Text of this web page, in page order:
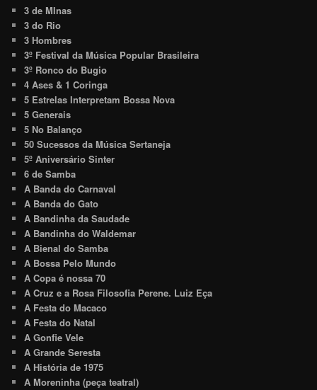
3 de MInas
3 do Rio
3 Hombres
3º Festival da Música Popular Brasileira
3º Ronco do Bugio
4 Ases & 1 Coringa
5 Estrelas Interpretam Bossa Nova
5 Generais
5 No Balanço
50 Sucessos da Música Sertaneja
5º Aniversário Sinter
6 de Samba
A Banda do Carnaval
A Banda do Gato
A Bandinha da Saudade
A Bandinha do Waldemar
A Bienal do Samba
A Bossa Pelo Mundo
A Copa é nossa 70
A Cruz e a Rosa Filosofia Perene. Luiz Eça
A Festa do Macaco
A Festa do Natal
A Gonfie Vele
A Grande Seresta
A História de 1975
A Moreninha (peça teatral)